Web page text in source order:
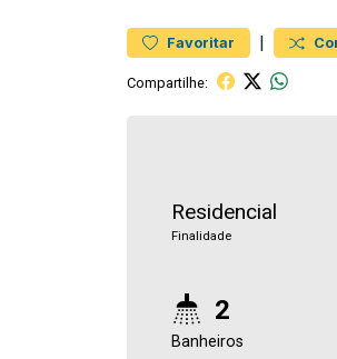
Favoritar |
Compartilhe:
Residencial
Finalidade
2
Banheiros